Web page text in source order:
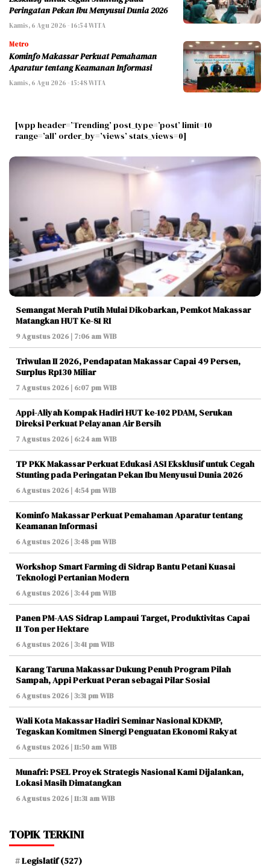
Peringatan Pekan Ibu Menyusui Dunia 2026
Kamis, 6 Agu 2026 - 16:54 WITA
Metro
Kominfo Makassar Perkuat Pemahaman
Aparatur tentang Keamanan Informasi
Kamis, 6 Agu 2026 - 15:48 WITA
[wpp header=’Trending’ post_type=’post’ limit=10
range=’all’ order_by=’views’ stats_views=0]
Semangat Merah Putih Mulai Dikobarkan, Pemkot Makassar
Matangkan HUT Ke-81 RI
9 Agustus 2026 | 7:06 am WIB
Triwulan II 2026, Pendapatan Makassar Capai 49 Persen,
Surplus Rp130 Miliar
7 Agustus 2026 | 6:07 pm WIB
Appi-Aliyah Kompak Hadiri HUT ke-102 PDAM, Serukan
Direksi Perkuat Pelayanan Air Bersih
7 Agustus 2026 | 6:24 am WIB
TP PKK Makassar Perkuat Edukasi ASI Eksklusif untuk Cegah
Stunting pada Peringatan Pekan Ibu Menyusui Dunia 2026
6 Agustus 2026 | 4:54 pm WIB
Kominfo Makassar Perkuat Pemahaman Aparatur tentang
Keamanan Informasi
6 Agustus 2026 | 3:48 pm WIB
Workshop Smart Farming di Sidrap Bantu Petani Kuasai
Teknologi Pertanian Modern
6 Agustus 2026 | 3:44 pm WIB
Panen PM-AAS Sidrap Lampaui Target, Produktivitas Capai
11 Ton per Hektare
6 Agustus 2026 | 3:41 pm WIB
Karang Taruna Makassar Dukung Penuh Program Pilah
Sampah, Appi Perkuat Peran sebagai Pilar Sosial
6 Agustus 2026 | 3:31 pm WIB
Wali Kota Makassar Hadiri Seminar Nasional KDKMP,
Tegaskan Komitmen Sinergi Penguatan Ekonomi Rakyat
6 Agustus 2026 | 11:50 am WIB
Munafri: PSEL Proyek Strategis Nasional Kami Dijalankan,
Lokasi Masih Dimatangkan
6 Agustus 2026 | 11:31 am WIB
TOPIK TERKINI
Legislatif(527)